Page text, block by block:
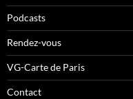
Podcasts
Rendez-vous
VG-Carte de Paris
Contact